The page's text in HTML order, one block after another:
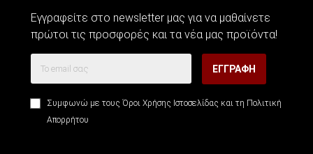
Εγγραφείτε στο newsletter μας για να μαθαίνετε
πρώτοι τις προσφορές και τα νέα μας προϊόντα!
ΕΓΓΡΑΦΉ
Συμφωνώ με τους Όροι Χρήσης Ιστοσελίδας και τη Πολιτική
Απορρήτου